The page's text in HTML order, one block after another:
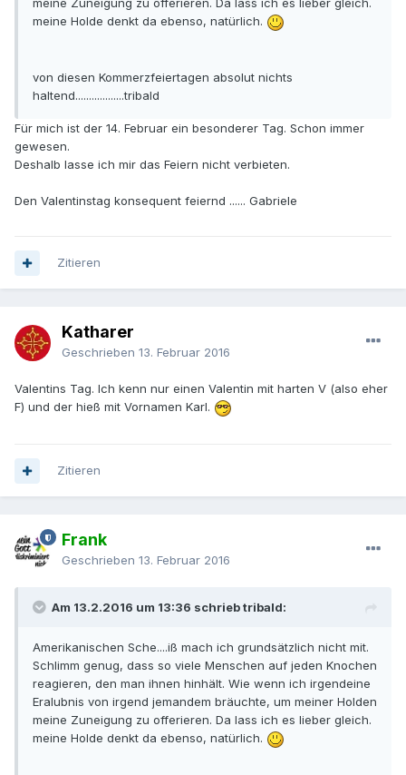
meine Zuneigung zu offerieren. Da lass ich es lieber gleich.
meine Holde denkt da ebenso, natürlich.
von diesen Kommerzfeiertagen absolut nichts
haltend..................tribald
Für mich ist der 14. Februar ein besonderer Tag. Schon immer
gewesen.
Deshalb lasse ich mir das Feiern nicht verbieten.
Den Valentinstag konsequent feiernd ...... Gabriele
Zitieren
Katharer
Geschrieben 13. Februar 2016
Valentins Tag. Ich kenn nur einen Valentin mit harten V (also eher
F) und der hieß mit Vornamen Karl.
Zitieren
Frank
Geschrieben 13. Februar 2016
Am 13.2.2016 um 13:36 schrieb tribald:
Amerikanischen Sche....iß mach ich grundsätzlich nicht mit.
Schlimm genug, dass so viele Menschen auf jeden Knochen
reagieren, den man ihnen hinhält. Wie wenn ich irgendeine
Eralubnis von irgend jemandem bräuchte, um meiner Holden
meine Zuneigung zu offerieren. Da lass ich es lieber gleich.
meine Holde denkt da ebenso, natürlich.